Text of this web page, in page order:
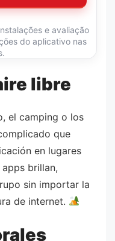
e avaliação
do aplicativo nas
libre
el camping o los
que
en lugares
brillan,
sin importar la
de internet.